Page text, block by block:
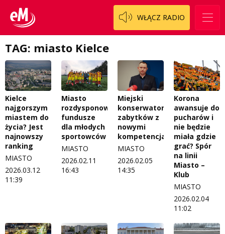
WŁĄCZ RADIO
TAG: miasto Kielce
Kielce
najgorszym
miastem do
życia? Jest
najnowszy
ranking
MIASTO
2026.03.12
11:39
Miasto
rozdysponowało
fundusze
dla młodych
sportowców
MIASTO
2026.02.11
16:43
Miejski
konserwator
zabytków z
nowymi
kompetencjami
MIASTO
2026.02.05
14:35
Korona
awansuje do
pucharów i
nie będzie
miała gdzie
grać? Spór
na linii
Miasto –
Klub
MIASTO
2026.02.04
11:02